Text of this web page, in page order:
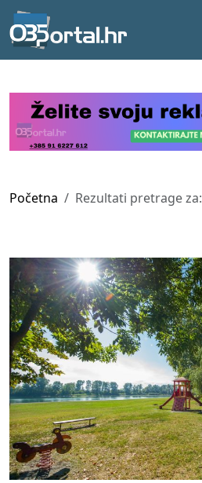
Početna Rezultati pretrage za: